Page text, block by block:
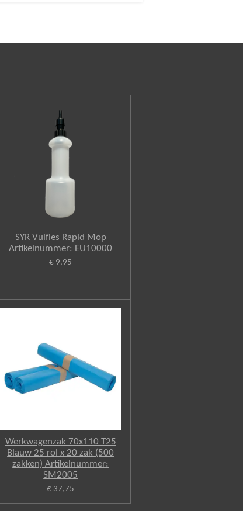
SYR Vulfles Rapid Mop
Artikelnummer: EU10000
€ 9,95
Werkwagenzak 70x110 T25
Blauw 25 rol x 20 zak (500
zakken) Artikelnummer:
SM2005
€ 37,75